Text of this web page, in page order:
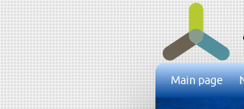
Main page